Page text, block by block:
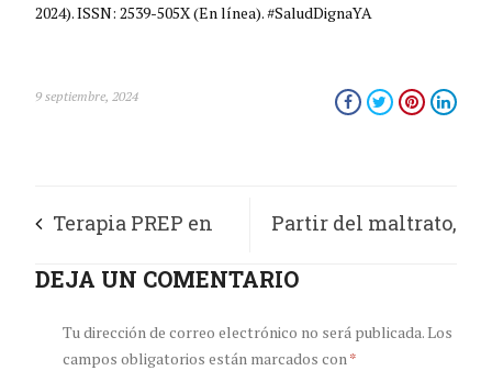
2024). ISSN: 2539-505X (En línea). #SaludDignaYA
9 septiembre, 2024
Terapia PREP en
Colombia: una
constante lucha
Partir del maltrato,
para cortar el ciclo
DEJA UN COMENTARIO
Tu dirección de correo electrónico no será publicada.Los
campos obligatorios están marcados con *